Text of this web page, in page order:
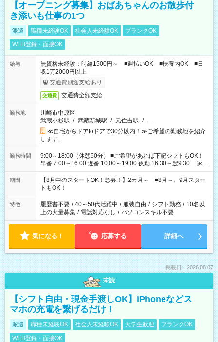
【オープニング募集】おばあちゃんのお散歩付
き添いも仕事の1つ
派遣 職種未経験OK 社会人未経験OK
ブランクOK
WEB登録・面接OK
給与
無資格未経験：時給1500円～ ■週払いOK ■扶養内OK ■日
収1万2000円以上
交通費別途支給あり
交通費 交通費全額支給
勤務地
川崎市中原区
武蔵小杉駅 / 武蔵新城駅 / 元住吉駅 / …
≪自宅からドアtoドアで30分以内！≫ご希望の勤務地を紹介
します。
勤務時間
9:00～18:00（休憩60分） ■ご希望があれば下記シフトもOK！
早番 7:00～16:00 遅番 10:00～19:00 夜勤 16:30～翌9:30 「家族
と休みを合わせたい」 「余裕を持って夕飯の準備がしたい」
「できれば残業はしたくない」 など、ご希望を教えてください
ね。 ※Wワーク希望の方へ 今ご覧のお仕事で希望する勤務時間
と、もう1つのお仕事の勤務時間。 合計で週40時間を超える場
合は応募できません。
期間
【8月中のスタートOK！急募！】2カ月～ ■8月～、9月スター
トもOK！
特徴 履歴書不要 / 40～50代活躍中 / 服装自由 / シフト勤務 / 10名以
上の大量募集 / 電話対応なし / パソコンスキル不要
気になる！ 応募する 詳細へ
掲載日：2026.08.07
未読
【シフト自由・現金手渡しOK】iPhoneなどス
マホの充電を繋げるだけ！
派遣 職種未経験OK 社会人未経験OK 大学生歓迎
ブランクOK
WEB登録・面接OK